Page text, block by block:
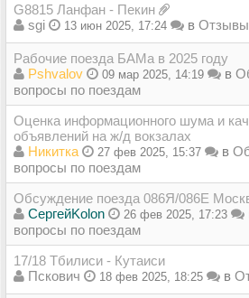
G8815 Ланфан - Пекин
sgi
13 июн 2025, 17:24 в Отзывы
Рабочие поезда БАМа в 2025 году
Pshvalov
09 мар 2025, 14:19 в
вопросы по поездам
Оценка информационного шума и
объявлений на ж/д вокзалах
Никитка
27 фев 2025, 15:37 в
вопросы по поездам
Обсуждение поезда 086Я/086Е
СергейKolon
26 фев 2025, 17:23
вопросы по поездам
17/18 Тбилиси - Кутаиси
Пскович
18 фев 2025, 18:25 в